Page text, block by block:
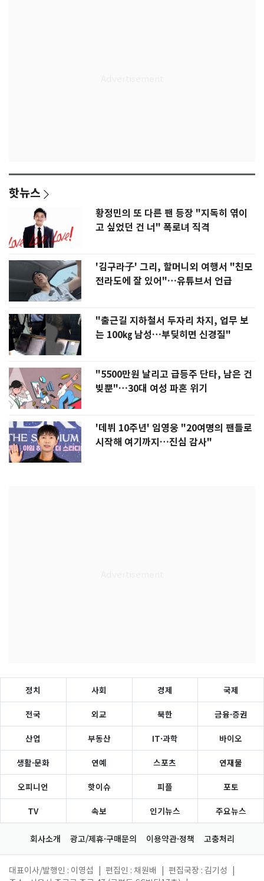
핫뉴스
황정민의 또 다른 팬 등장 "지독히 엮이
고 싶었던 건 너" 폭로녀 직격
'김구라子' 그리, 할머니외 여행서 "친모
전라도에 잘 있어"…유튜브서 언급
"출근길 지하철서 두자리 차지, 업무 보
는 100㎏ 남성…부딪히면 신경질"
"5500만원 날리고 급등주 단타, 남은 건
빚뿐"…30대 여성 파혼 위기
'데뷔 10주년' 임영웅 "20여명의 팬들로
시작해 여기까지…진심 감사"
정치 사회 경제 국제
전국 외교 북한 금융·증권
산업 부동산 IT·과학 바이오
생활·문화 연예 스포츠 연재물
오피니언 핫이슈 피플 포토
TV 속보 인기뉴스 주요뉴스
회사소개 광고/제휴·구매문의 이용약관·정책 고충처리
대표이사/발행인 : 이영섭 편집인 : 채원배 편집국장 : 김기성